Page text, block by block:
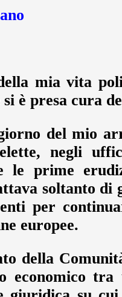
mia vita
si è presa cura
del mio
negli
prime
soltanto di
per
europee.
della
economico tra